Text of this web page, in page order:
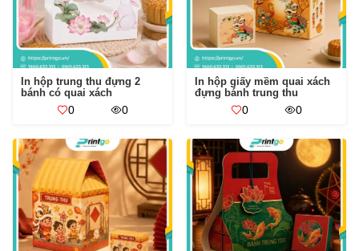
In hộp trung thu đựng 2
bánh có quai xách
0 0
In hộp giấy mềm quai xách
đựng bánh trung thu
0 0